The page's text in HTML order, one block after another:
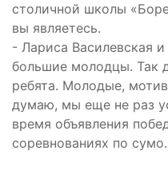
столичной школы
вы являетесь.
- Лариса Василевская
большие молодцы. Так
ребята. Молодые,
думаю, мы еще не раз
время объявления
соревнованиях по сумо.